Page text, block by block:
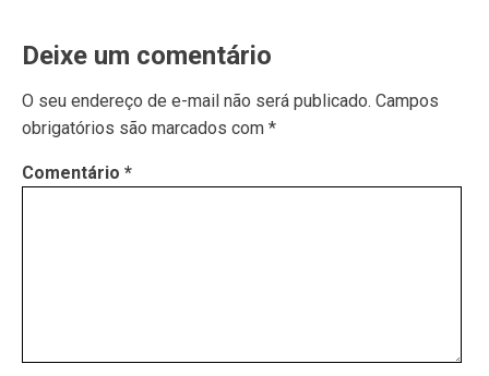
Deixe um comentário
O seu endereço de e-mail não será publicado. Campos
obrigatórios são marcados com *
Comentário *